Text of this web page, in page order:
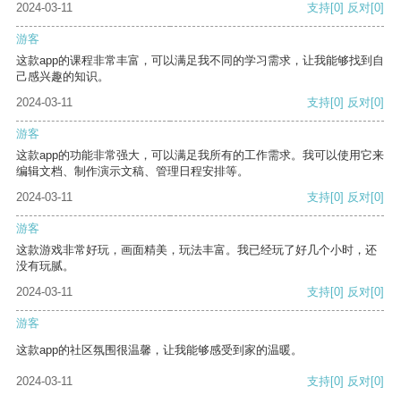
2024-03-11 支持[0] 反对[0]
游客
这款app的课程非常丰富，可以满足我不同的学习需求，让我能够找到自
己感兴趣的知识。
2024-03-11
支持[0] 反对[0]
游客
这款app的功能非常强大，可以满足我所有的工作需求。我可以使用它来
编辑文档、制作演示文稿、管理日程安排等。
2024-03-11
支持[0] 反对[0]
游客
这款游戏非常好玩，画面精美，玩法丰富。我已经玩了好几个小时，还
没有玩腻。
2024-03-11
支持[0] 反对[0]
游客
这款app的社区氛围很温馨，让我能够感受到家的温暖。
2024-03-11 支持[0] 反对[0]